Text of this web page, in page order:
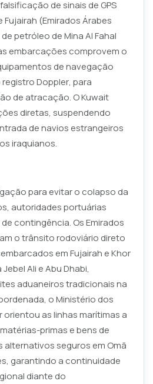
de sinais de GPS
(Emirados Árabes
petróleo de Mina Al Fahal
embarcações comprovem o
de navegação
Doppler, para
de atracação. O Kuwait
diretas, suspendendo
de navios estrangeiros
iraquianos.
para evitar o colapso da
autoridades portuárias
contingência. Os Emirados
o trânsito rodoviário direto
em Fujairah e Khor
Ali e Abu Dhabi,
aduaneiros tradicionais na
o Ministério dos
as linhas marítimas a
primas e bens de
seguros em Omã
garantindo a continuidade
diante do